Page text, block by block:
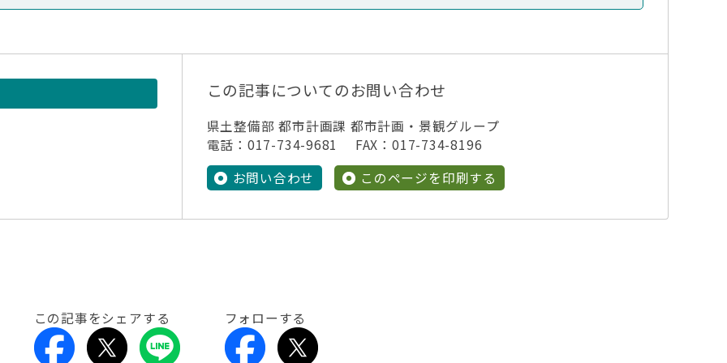
この記事についてのお問い合わせ
県土整備部 都市計画課 都市計画・景観グループ
電話：017-734-9681 FAX：017-734-8196
お問い合わせ
このページを印刷する
この記事をシェアする フォローする